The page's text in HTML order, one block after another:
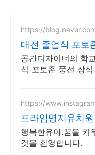
https://
대전 졸업식 포토
공간디자이너의 학
식 포토존 풍선 장
https://
프라임명지유치원
행복한유아.꿈을 키
것을 환영합니다.